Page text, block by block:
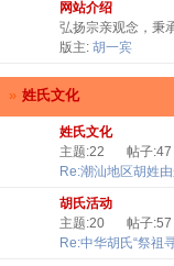
网站介绍
弘扬宗亲观念，秉
版主: 胡一宾
» 姓氏文化
姓氏文化
主题:22
帖子:47
Re:潮汕地区胡姓
胡氏活动
主题:20
帖子:57
Re:中华胡氏“祭祖